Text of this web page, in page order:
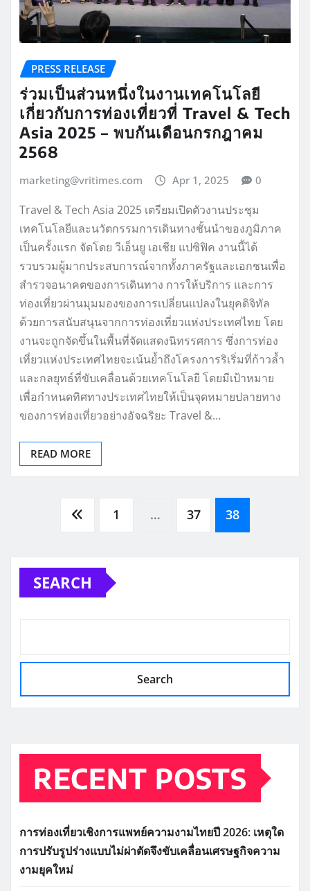
ร่วมเป็นส่วนหนึ่งในงานเทคโนโลยี
เกี่ยวกับการท่องเที่ยวที่ Travel & Tech
Asia 2025 – พบกันเดือนกรกฎาคม
2568
เทคโนโลยีและนวัตกรรมการเดินทางชั้นนำของภูมิภาค
เป็นครั้งแรก จัดโดย วีเอ็นยู เอเชีย แปซิฟิค งานนี้ได้
รวบรวมผู้มากประสบการณ์จากทั้งภาครัฐและเอกชนเพื่อ
สำรวจอนาคตของการเดินทาง การให้บริการ และการ
ท่องเที่ยวผ่านมุมมองของการเปลี่ยนแปลงในยุคดิจิทัล
ด้วยการสนับสนุนจากการท่องเที่ยวแห่งประเทศไทย โดย
งานจะถูกจัดขึ้นในพื้นที่จัดแสดงนิทรรศการ ซึ่งการท่อง
เที่ยวแห่งประเทศไทยจะเน้นย้ำถึงโครงการริเริ่มที่ก้าวล้ำ
และกลยุทธ์ที่ขับเคลื่อนด้วยเทคโนโลยี โดยมีเป้าหมาย
เพื่อกำหนดทิศทางประเทศไทยให้เป็นจุดหมายปลายทาง
ของการท่องเที่ยวอย่างอัจฉริยะ Travel &…
READ MORE
Posts
38
SEARCH
Search
RECENT POSTS
การปรับรูปร่างแบบไม่ผ่าตัดจึงขับเคลื่อนเศรษฐกิจความ
งามยุคใหม่